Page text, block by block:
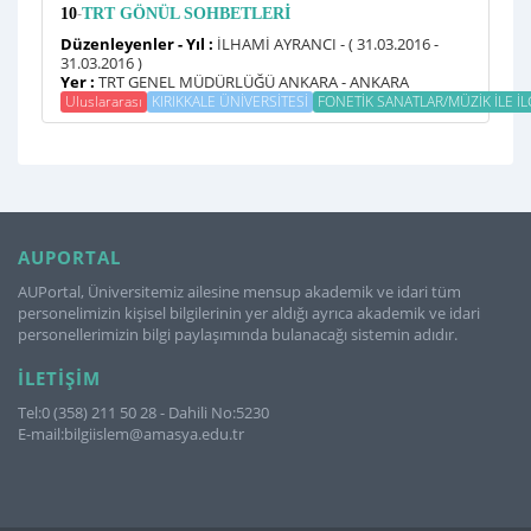
10-TRT GÖNÜL SOHBETLERİ
Düzenleyenler - Yıl : İLHAMİ AYRANCI - ( 31.03.2016 -
31.03.2016 )
Yer : TRT GENEL MÜDÜRLÜĞÜ ANKARA - ANKARA
Uluslararası KIRIKKALE ÜNİVERSİTESİ FONETİK SANATLAR/MÜZİK İLE
AUPORTAL
AUPortal, Üniversitemiz ailesine mensup akademik ve idari tüm
personelimizin kişisel bilgilerinin yer aldığı ayrıca akademik ve idari
personellerimizin bilgi paylaşımında bulanacağı sistemin adıdır.
İLETIŞIM
Tel:0 (358) 211 50 28 - Dahili No:5230
E-mail:bilgiislem@amasya.edu.tr